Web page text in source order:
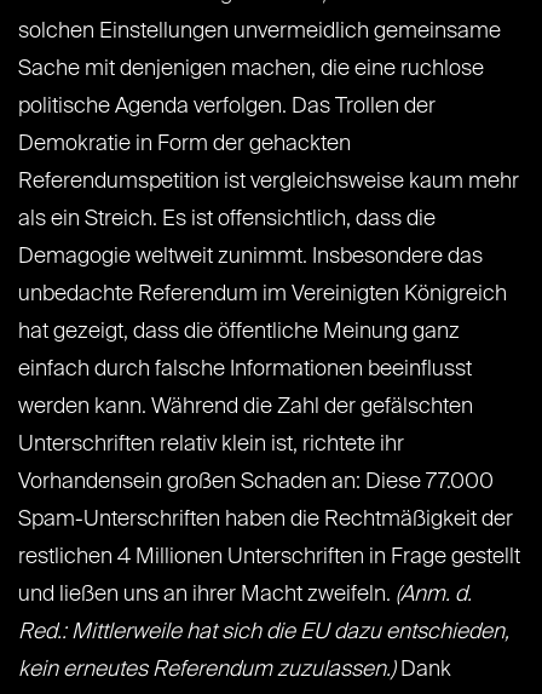
solchen Einstellungen unvermeidlich gemeinsame
Sache mit denjenigen machen, die eine ruchlose
politische Agenda verfolgen. Das Trollen der
Demokratie in Form der gehackten
Referendumspetition ist vergleichsweise kaum mehr
als ein Streich. Es ist offensichtlich, dass die
Demagogie weltweit zunimmt. Insbesondere das
unbedachte Referendum im Vereinigten Königreich
hat gezeigt, dass die öffentliche Meinung ganz
einfach durch falsche Informationen beeinflusst
werden kann. Während die Zahl der gefälschten
Unterschriften relativ klein ist, richtete ihr
Vorhandensein großen Schaden an: Diese 77.000
Spam-Unterschriften haben die Rechtmäßigkeit der
restlichen 4 Millionen Unterschriften in Frage gestellt
und ließen uns an ihrer Macht zweifeln. (Anm. d.
Red.: Mittlerweile hat sich die EU dazu entschieden,
kein erneutes Referendum zuzulassen.)Dank